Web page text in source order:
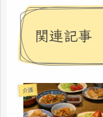
関連記事
介護